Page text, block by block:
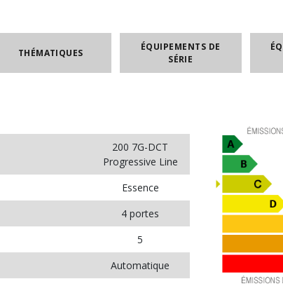
THÉMATIQUES
ÉQUIPEMENTS DE
SÉRIE
200 7G-DCT
Progressive Line
Essence
4 portes
5
Automatique